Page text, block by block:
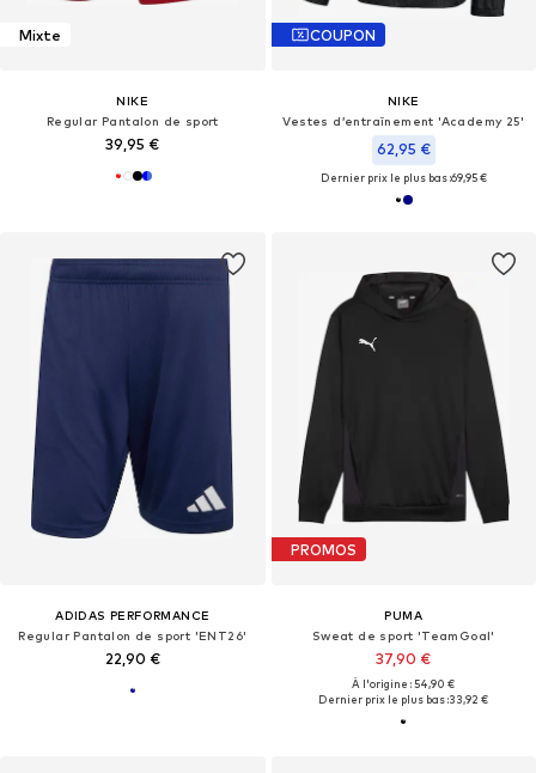
Mixte
NIKE
Regular Pantalon de sport
39,95 €
COUPON
NIKE
Vestes d’entraînement 'Academy 25'
62,95 €
Dernier prix le plus bas :69,95 €
ADIDAS PERFORMANCE
Regular Pantalon de sport 'ENT26'
22,90 €
PROMOS
PUMA
Sweat de sport 'TeamGoal'
37,90 €
À l'origine : 54,90 €
Dernier prix le plus bas :33,92 €